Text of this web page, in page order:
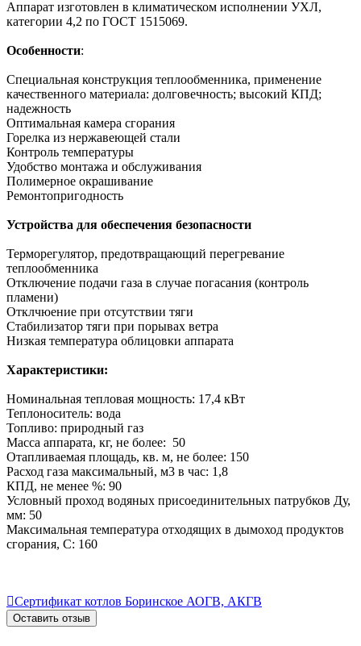
Аппарат изготовлен в климатическом исполнении УХЛ,
категории 4,2 по ГОСТ 1515069.
Особенности:
Специальная конструкция теплообменника, применение
качественного материала: долговечность; высокий КПД;
надежность
Оптимальная камера сгорания
Горелка из нержавеющей стали
Контроль температуры
Удобство монтажа и обслуживания
Полимерное окрашивание
Ремонтопригодность
Устройства для обеспечения безопасности
Терморегулятор, предотвращающий перегревание
теплообменника
Отключение подачи газа в случае погасания (контроль
пламени)
Отклчюение при отсутствии тяги
Стабилизатор тяги при порывах ветра
Низкая температура облицовки аппарата
Характеристики:
Номинальная тепловая мощность: 17,4 кВт
Теплоноситель: вода
Топливо: природный газ
Масса аппарата, кг, не более: 50
Отапливаемая площадь, кв. м, не более: 150
Расход газа максимальный, м3 в час: 1,8
КПД, не менее %: 90
Условный проход водяных присоединительных патрубков Ду,
мм: 50
Максимальная температура отходящих в дымоход продуктов
сгорания, С: 160
Сертификат котлов Боринское АОГВ, АКГВ
Оставить отзыв